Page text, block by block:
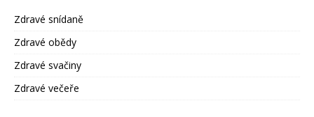
Zdravé snídaně
Zdravé obědy
Zdravé svačiny
Zdravé večeře